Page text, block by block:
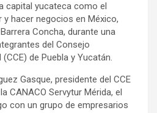
capital yucateca como el
y hacer negocios en México,
Concha, durante una
del Consejo
de Puebla y Yucatán.
Gasque, presidente del CCE
CANACO Servytur Mérida, el
con un grupo de empresarios